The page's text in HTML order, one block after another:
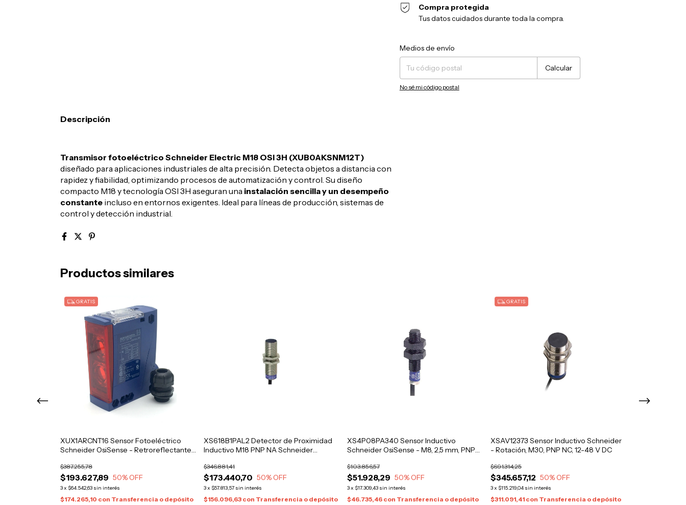
Compra protegida
Tus datos cuidados durante toda la compra.
Entregas para el CP:
Medios de envío
Calcular
No sé mi código postal
Descripción
Transmisor fotoeléctrico Schneider Electric M18 OSI 3H (XUB0AKSNM12T)
diseñado para aplicaciones industriales de alta precisión. Detecta objetos a distancia con
rapidez y fiabilidad, optimizando procesos de automatización y control. Su diseño
compacto M18 y tecnología OSI 3H aseguran una instalación sencilla y un desempeño
constante incluso en entornos exigentes. Ideal para líneas de producción, sistemas de
control y detección industrial.
Productos similares
GRATIS
XUX1ARCNT16 Sensor Fotoeléctrico
Schneider OsiSense - Retroreflectante,
$193.627,89
$387.255,78
50% OFF
3x $64.542,63 sin interés
$174.265,10 con Transferencia o depósito
XS618B1PAL2 Detector de Proximidad
Inductivo M18 PNP NA Schneider
$173.440,70
$346.881,41
50% OFF
3x $57.813,57 sin interés
$156.096,63 con Transferencia o depósito
XS4P08PA340 Sensor Inductivo
Schneider OsiSense - M8, 2,5 mm, PNP-
$51.928,29
$103.856,57
50% OFF
3x $17.309,43 sin interés
$46.735,46 con Transferencia o depósito
GRATIS
XSAV12373 Sensor Inductivo Schneider
- Rotación, M30, PNP NC, 12-48 V DC
$345.657,12
$691.314,25
50% OFF
3x $115.219,04 sin interés
$311.091,41 con Transferencia o depósito